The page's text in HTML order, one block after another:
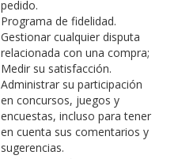
pedido.
Programa de fidelidad.
Gestionar cualquier disputa
relacionada con una compra;
Medir su satisfacción.
Administrar su participación
en concursos, juegos y
encuestas, incluso para tener
en cuenta sus comentarios y
sugerencias.